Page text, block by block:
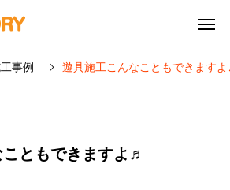
事例 遊具施工こんなこともできます
ともできますよ♬